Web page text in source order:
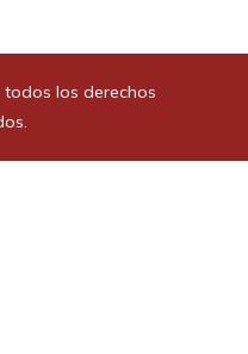
los derechos